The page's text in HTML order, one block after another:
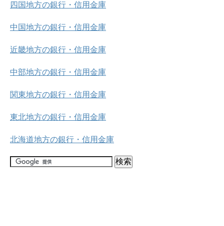
四国地方の銀行・信用金庫
中国地方の銀行・信用金庫
近畿地方の銀行・信用金庫
中部地方の銀行・信用金庫
関東地方の銀行・信用金庫
東北地方の銀行・信用金庫
北海道地方の銀行・信用金庫